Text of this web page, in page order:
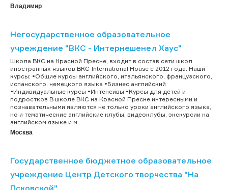
Владимир
Негосударственное образовательное
учреждение "ВКС - Интернешенел Хаус"
Школа ВКС на Красной Пресне, входит в состав сети школ
иностранных языков ВКС-International House с 2012 года. Наши
курсы: •Общие курсы английского, итальянского, французского,
испанского, немецкого языка •Бизнес английский
•Индивидуальные курсы •Интенсивы •Курсы для детей и
подростков В школе ВКС на Красной Пресне интересными и
познавательными являются не только уроки английского языка,
но и тематические английские клубы, видеоклубы, экскурсии на
английском языке и м...
Москва
Государственное бюджетное образовательное
учреждение Центр Детского творчества "На
Псковской"